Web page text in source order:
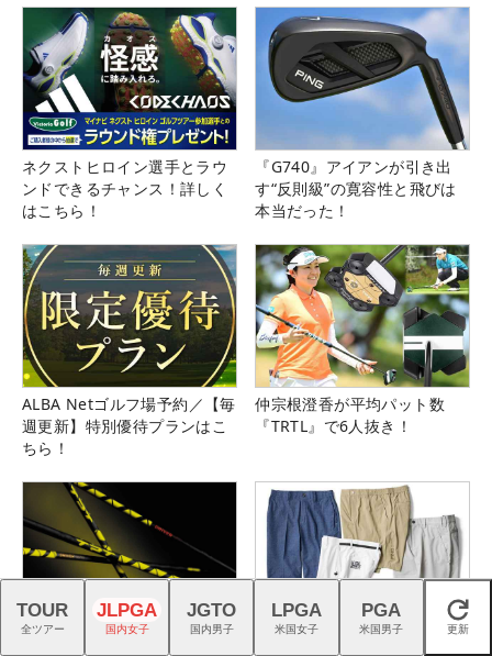
ネクストヒロイン選手とラウ
ンドできるチャンス！詳しく
はこちら！
『G740』アイアンが引き出
す“反則級”の寛容性と飛びは
本当だった！
ALBA Netゴルフ場予約／【毎
週更新】特別優待プランはこ
ちら！
仲宗根澄香が平均パット数
『TRTL』で6人抜き！
スイスの叡智が生んだTPTシ
猛暑を乗り切る！ こだわり機
閉じる
TOUR
全ツアー
JLPGA
国内女子
JGTO
国内男子
LPGA
米国女子
PGA
米国男子 更新